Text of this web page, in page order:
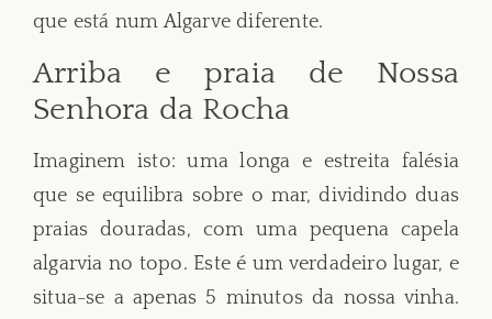
que está num Algarve diferente.
Arriba e praia de Nossa
Senhora da Rocha
Imaginem isto: uma longa e estreita falésia
que se equilibra sobre o mar, dividindo duas
praias douradas, com uma pequena capela
algarvia no topo. Este é um verdadeiro lugar, e
situa-se a apenas 5 minutos da nossa vinha.